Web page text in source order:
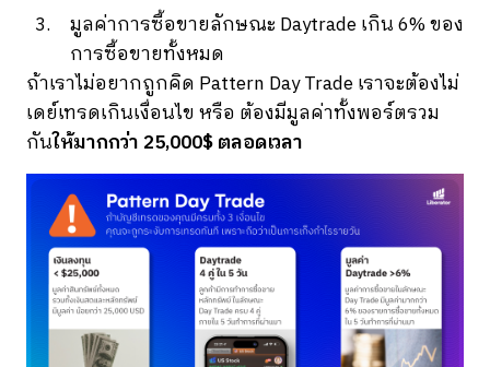
มูลค่าการซื้อขายลักษณะ Daytrade เกิน 6% ของ
การซื้อขายทั้งหมด
ถ้าเราไม่อยากถูกคิด Pattern Day Trade เราจะต้องไม่
เดย์เทรดเกินเงื่อนไข หรือ ต้องมีมูลค่าทั้งพอร์ตรวม
กันให้มากกว่า 25,000$ ตลอดเวลา